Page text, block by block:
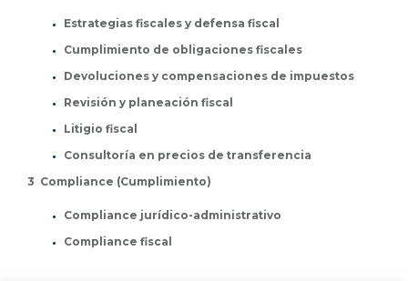
Estrategias fiscales y defensa fiscal
Cumplimiento de obligaciones fiscales
Devoluciones y compensaciones de impuestos
Revisión y planeación fiscal
Litigio fiscal
Consultoría en precios de transferencia
3 Compliance (Cumplimiento)
Compliance jurídico-administrativo
Compliance fiscal